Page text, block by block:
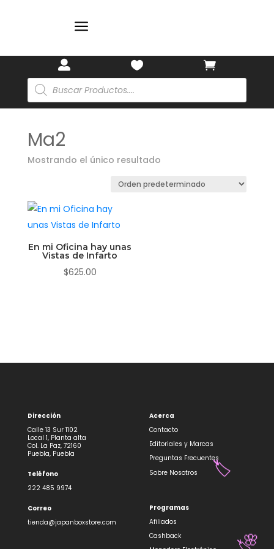
a
 

Búsqueda
de
productos
Ma2
Mostrando el único resultado
En mi Oficina hay unas
Vistas de Infarto
$625.00
Dirección
Calle 13 Sur 1102
Local 1, Planta alta
Col. La Paz, 72160
Puebla, Puebla
Teléfono
222 485 9974
Correo
tienda@japanboxstore.com
Acerca
Contacto
Editoriales y Marcas
Preguntas Frecuentes
Sobre Nosotros
Programas
Afiliados
Cashback
🏷️